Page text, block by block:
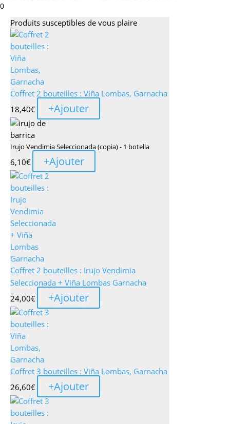
0
Produits susceptibles de vous plaire
Coffret 2 bouteilles : Viña Lombas, Garnacha
18,40€ +Ajouter
Irujo Vendimia Seleccionada (copia) - 1 botella
6,10€ +Ajouter
Coffret 2 bouteilles : Irujo Vendimia
Seleccionada + Viña Lombas Garnacha
24,00€ +Ajouter
Coffret 3 bouteilles : Viña Lombas, Garnacha
26,60€ +Ajouter